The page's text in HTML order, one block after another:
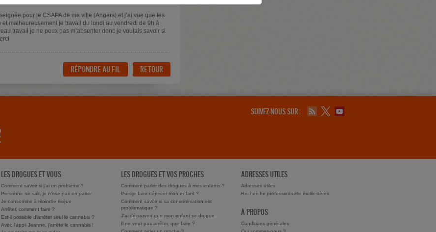
pour le CSAPA de ma ville (Angers) et j’ai vue que les
malheureusement je travail du lundi au vendredi de 9h à
travail je ne peux pas m’absenter donc je voulais savoir si
RÉPONDRE AU FIL RETOUR
SUIVEZ-NOUS SUR :
LES DROGUES ET VOUS
Comment savoir si j'ai un problème ?
Personne ne sait, je n'ose pas en parler
Je consomme à moindre risque
Arrêter, comment faire ?
Est-il possible d'arrêter seul le cannabis ?
Avec l'appli Jeanne, j'arrête le cannabis !
LES DROGUES ET VOS PROCHES
Comment parler des drogues à mes enfants ?
Puis-je faire dépister mon enfant ?
Comment savoir si sa consommation est
problématique ?
J'ai découvert que mon enfant se drogue
Il ne veut pas arrêter, que faire ?
ADRESSES UTILES
Adresses utiles
Recherche professionnelle multicritères
À PROPOS
Conditions générales